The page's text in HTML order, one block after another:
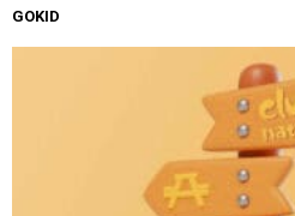
GOKID